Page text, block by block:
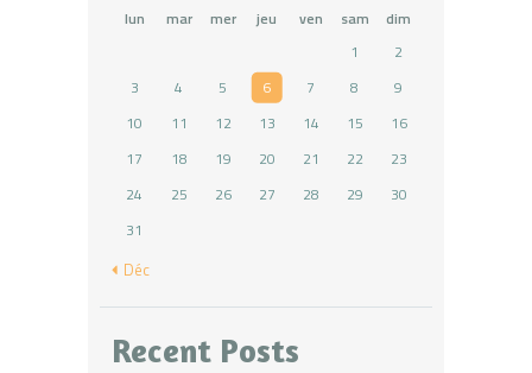
lun mar mer jeu ven sam
dim
1
2
3
4 5 6 7 8
9
10
11 12 13 14 15
16
17
18 19 20 21 22
23
24
25 26 27 28 29
30
31
« Déc
Recent Posts